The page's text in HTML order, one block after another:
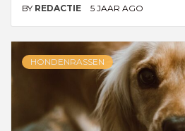
BY REDACTIE 5 JAAR AGO
HONDENRASSEN